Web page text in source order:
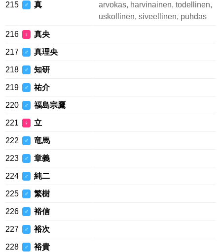
215 ♂ 真
arvokas, harvinainen, todellinen,
uskollinen, siveellinen, puhdas
216 ♀ 真央
217 ♂ 真理央
218 ♂ 知研
219 ♂ 祐介
220 ♂ 福島宗鷹
221 ♀ 立
222 ♂ 竜馬
223 ♂ 章義
224 ♂ 純二
225 ♂ 繁樹
226 ♂ 裕信
227 ♂ 裕次
228 ♂ 裕貴